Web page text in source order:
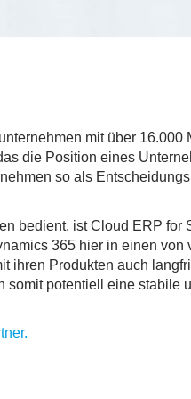
mit über 16.000
die Position eines
so als
bedient, ist Cloud ERP for
365 hier in einen von
ihren Produkten auch
somit potentiell eine stabile